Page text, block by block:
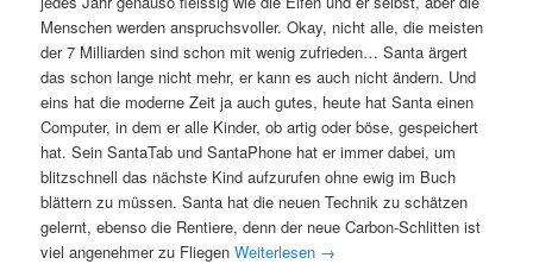
Menschen werden anspruchsvoller. Okay, nicht alle, die meisten
der 7 Milliarden sind schon mit wenig zufrieden… Santa ärgert
das schon lange nicht mehr, er kann es auch nicht ändern. Und
eins hat die moderne Zeit ja auch gutes, heute hat Santa einen
Computer, in dem er alle Kinder, ob artig oder böse, gespeichert
hat. Sein SantaTab und SantaPhone hat er immer dabei, um
blitzschnell das nächste Kind aufzurufen ohne ewig im Buch
blättern zu müssen. Santa hat die neuen Technik zu schätzen
gelernt, ebenso die Rentiere, denn der neue Carbon-Schlitten ist
viel angenehmer zu FliegenWeiterlesen →